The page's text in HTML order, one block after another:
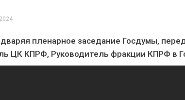
пленарное заседание Госдумы,
ЦК КПРФ, Руководитель фракции КПРФ в